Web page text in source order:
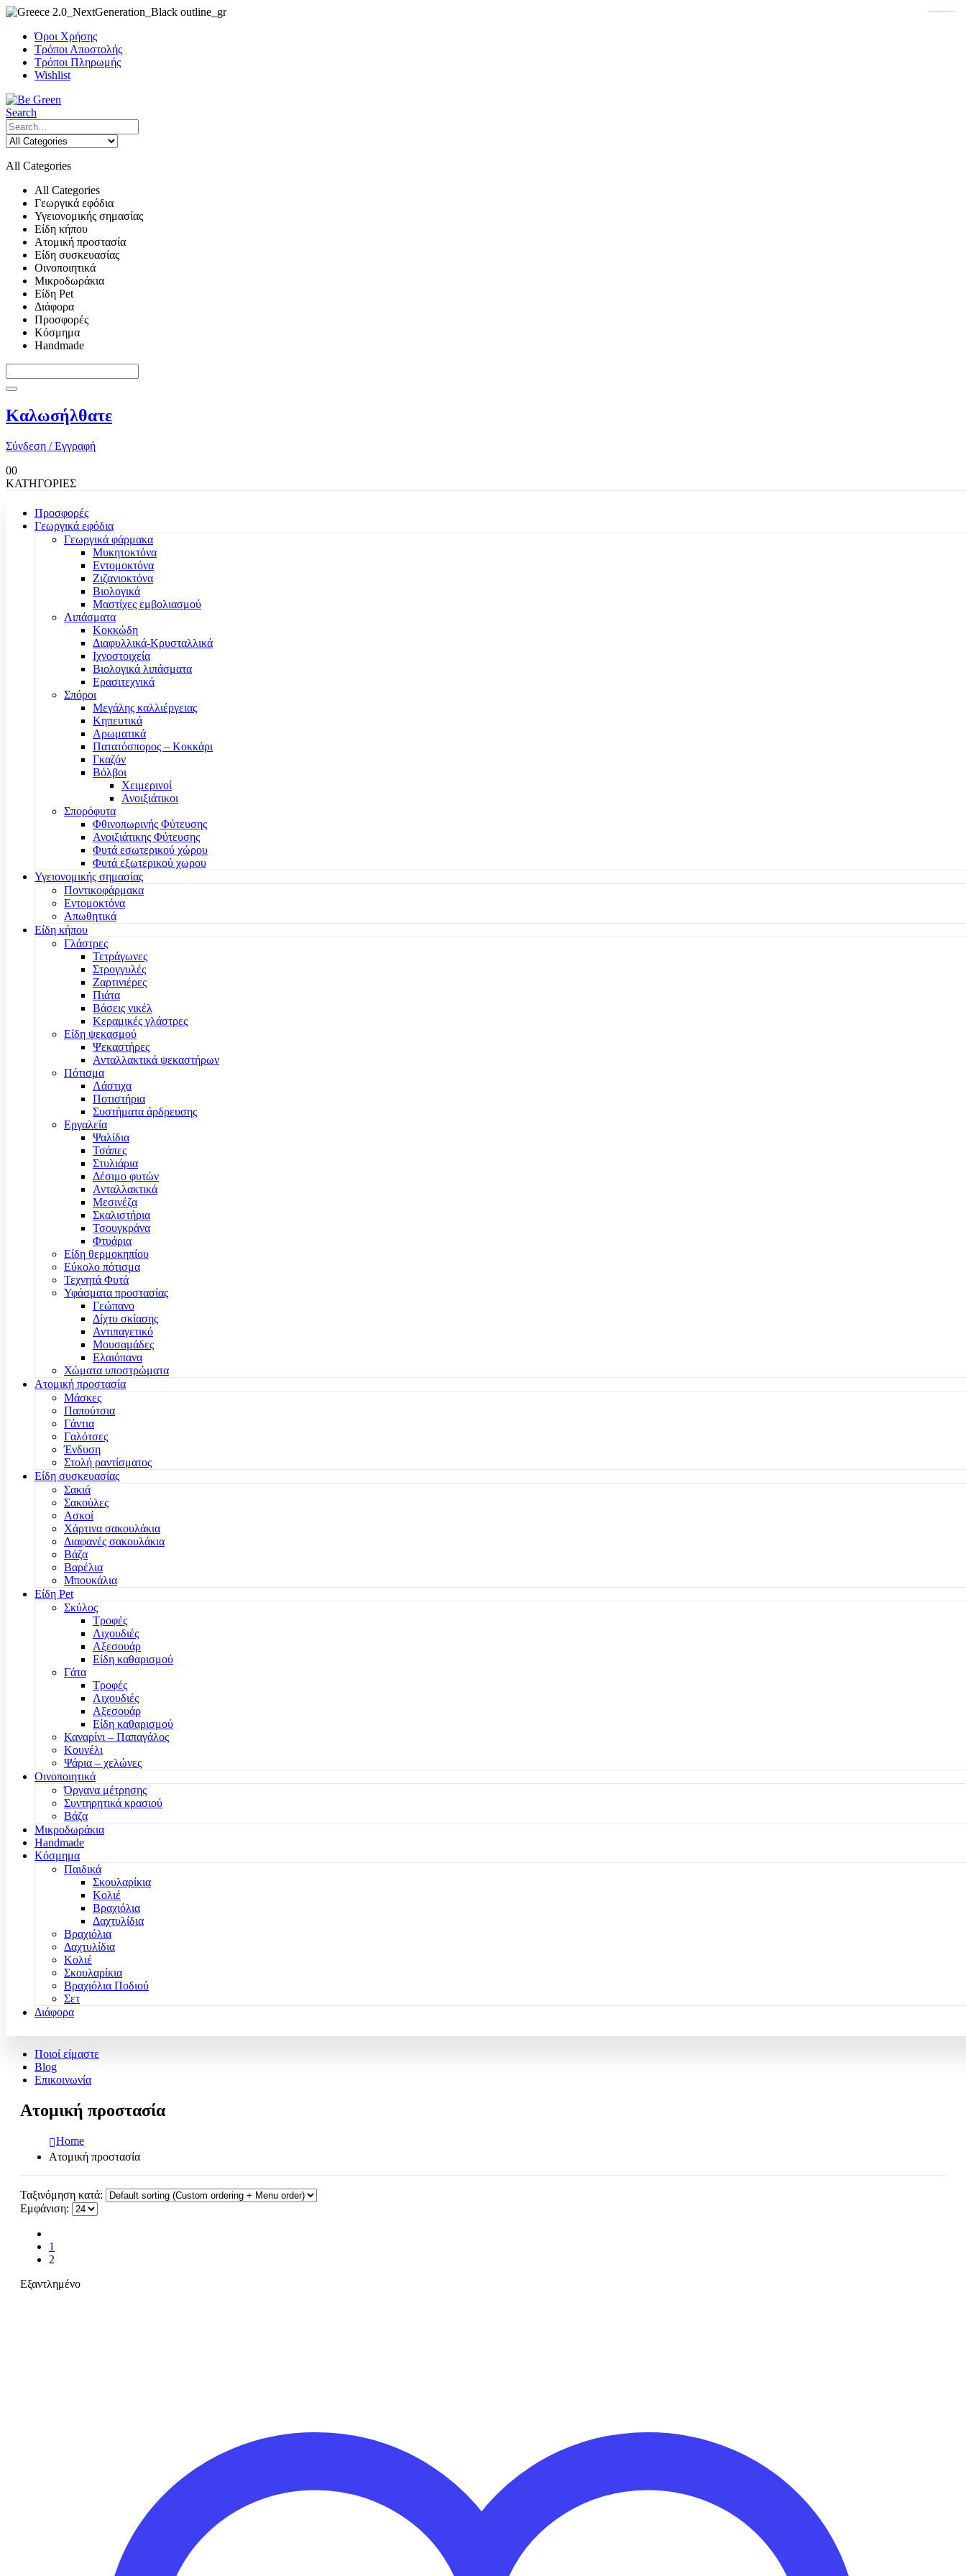
Όροι Χρήσης
Τρόποι Αποστολής
Τρόποι Πληρωμής
Wishlist
Search
All Categories
All Categories
Γεωργικά εφόδια
Υγειονομικής σημασίας
Είδη κήπου
Ατομική προστασία
Είδη συσκευασίας
Οινοποιητικά
Μικροδωράκια
Είδη Pet
Διάφορα
Προσφορές
Κόσμημα
Handmade
Καλωσήλθατε
Σύνδεση / Εγγραφή
00
ΚΑΤΗΓΟΡΙΕΣ
Προσφορές
Γεωργικά εφόδια
Γεωργικά φάρμακα
Μυκητοκτόνα
Εντομοκτόνα
Ζιζανιοκτόνα
Βιολογικά
Μαστίχες εμβολιασμού
Λιπάσματα
Κοκκώδη
Διαφυλλικά-Κρυσταλλικά
Ιχνοστοιχεία
Βιολογικά λιπάσματα
Ερασιτεχνικά
Σπόροι
Μεγάλης καλλιέργειας
Κηπευτικά
Αρωματικά
Πατατόσπορος – Κοκκάρι
Γκαζόν
Βόλβοι
Χειμερινοί
Ανοιξιάτικοι
Σπορόφυτα
Φθινοπωρινής Φύτευσης
Ανοιξιάτικης Φύτευσης
Φυτά εσωτερικού χώρου
Φυτά εξωτερικού χωρου
Υγειονομικής σημασίας
Ποντικοφάρμακα
Εντομοκτόνα
Απωθητικά
Είδη κήπου
Γλάστρες
Τετράγωνες
Στρογγυλές
Ζαρτινιέρες
Πιάτα
Βάσεις νικέλ
Κεραμικές γλάστρες
Είδη ψεκασμού
Ψεκαστήρες
Ανταλλακτικά ψεκαστήρων
Πότισμα
Λάστιχα
Ποτιστήρια
Συστήματα άρδρευσης
Εργαλεία
Ψαλίδια
Τσάπες
Στυλιάρια
Δέσιμο φυτών
Ανταλλακτικά
Μεσινέζα
Σκαλιστήρια
Τσουγκράνα
Φτυάρια
Είδη θερμοκηπίου
Εύκολο πότισμα
Τεχνητά Φυτά
Υφάσματα προστασίας
Γεώπανο
Δίχτυ σκίασης
Αντιπαγετικό
Μουσαμάδες
Ελαιόπανα
Χώματα υποστρώματα
Ατομική προστασία
Μάσκες
Παπούτσια
Γάντια
Γαλότσες
Ένδυση
Στολή ραντίσματος
Είδη συσκευασίας
Σακιά
Σακούλες
Ασκοί
Χάρτινα σακουλάκια
Διαφανές σακουλάκια
Βάζα
Βαρέλια
Μπουκάλια
Είδη Pet
Σκύλος
Τροφές
Λιχουδιές
Αξεσουάρ
Είδη καθαρισμού
Γάτα
Τροφές
Λιχουδιές
Αξεσουάρ
Είδη καθαρισμού
Καναρίνι – Παπαγάλος
Κουνέλι
Ψάρια – χελώνες
Οινοποιητικά
Όργανα μέτρησης
Συντηρητικά κρασιού
Βάζα
Μικροδωράκια
Handmade
Κόσμημα
Παιδικά
Σκουλαρίκια
Κολιέ
Βραχιόλια
Δαχτυλίδια
Βραχιόλια
Δαχτυλίδια
Κολιέ
Σκουλαρίκια
Βραχιόλια Ποδιού
Σετ
Διάφορα
Ποιοί είμαστε
Blog
Επικοινωνία
Ατομική προστασία
Home
Ατομική προστασία
Ταξινόμηση κατά:
Εμφάνιση:
1
2
Εξαντλημένο